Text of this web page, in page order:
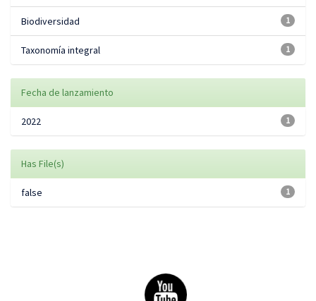
1
Biodiversidad
1
Taxonomía integral
Fecha de lanzamiento
1
2022
Has File(s)
1
false